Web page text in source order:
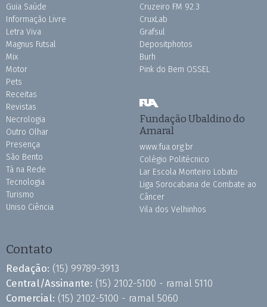
Guia Saúde
Informação Livre
Letra Viva
Magnus Futsal
Mix
Motor
Pets
Receitas
Revistas
Necrologia
Outro Olhar
Presença
São Bento
Tá na Rede
Tecnologia
Turismo
Uniso Ciência
Cruzeiro FM 92.3
CruxLab
Grafsul
Depositphotos
Burh
Pink do Bem OSSEL
Fundação Ubaldino do
Amaral
www.fua.org.br
Colégio Politécnico
Lar Escola Monteiro Lobato
Liga Sorocabana de Combate ao
Câncer
Vila dos Velhinhos
Contato
Redação: (15) 99789-3913
Central/Assinante: (15) 2102-5100 - ramal 5110
Comercial: (15) 2102-5100 - ramal 5060